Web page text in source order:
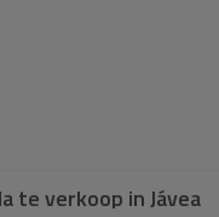
te verkoop in Jávea